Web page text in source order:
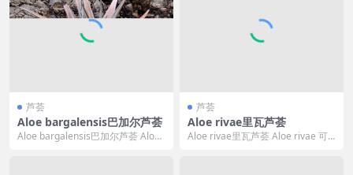
芦荟
Aloe bargalensis巴加尔芦荟
Aloe bargalensis巴加尔芦荟 Aloe
芦荟
Aloe rivae里瓦芦荟
Aloe rivae里瓦芦荟 Aloe rivae 可